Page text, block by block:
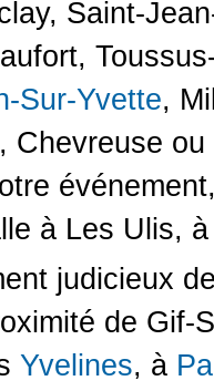
Saint-
Sur-Yvette,
Chevreuse
à Les Ulis,
judicieux
de
Yvelines, à